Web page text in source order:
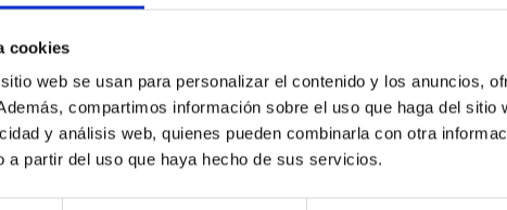
cookies
web se usan para personalizar el contenido y los anuncios,
compartimos información sobre el uso que haga del sitio
y análisis web, quienes pueden combinarla con otra
a partir del uso que haya hecho de sus servicios.
CUENCA
73,00 €
IBIZA
73,00 €